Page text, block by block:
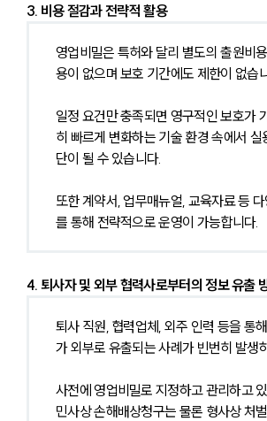
3. 비용 절감과 전략적 활용
영업비밀은 특허와 달리 별도의 출원비
용이 없으며 보호 기간에도 제한이 없습
일정 요건만 충족되면 영구적인 보호가
히 빠르게 변화하는 기술 환경 속에서 실
단이 될 수 있습니다.
또한 계약서, 업무매뉴얼, 교육자료 등
를 통해 전략적으로 운영이 가능합니다.
4. 퇴사자 및 외부 협력사로부터의 정보 유출
퇴사 직원, 협력업체, 외주 인력 등을 통
가 외부로 유출되는 사례가 빈번히 발생
사전에 영업비밀로 지정하고 관리하고
민사상 손해배상청구는 물론 형사상 처